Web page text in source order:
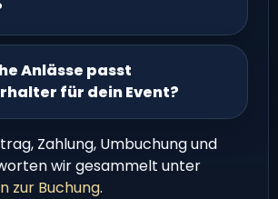
Anlässe passt
für dein Event?
Zahlung, Umbuchung und
wir gesammelt unter
zur Buchung.